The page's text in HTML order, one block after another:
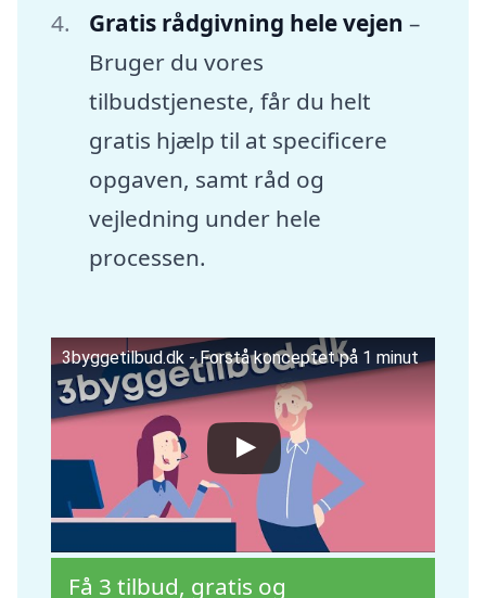
Gratis rådgivning hele vejen –
Bruger du vores
tilbudstjeneste, får du helt
gratis hjælp til at specificere
opgaven, samt råd og
vejledning under hele
processen.
3byggetilbud.dk - Forstå konceptet på 1 minut
Få 3 tilbud, gratis og